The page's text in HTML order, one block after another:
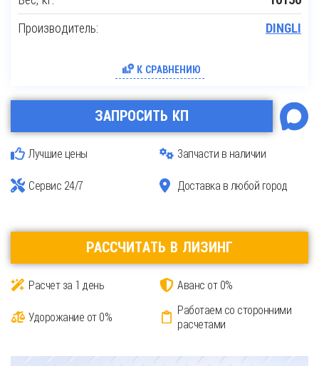
Производитель: DINGLI
К СРАВНЕНИЮ
ЗАПРОСИТЬ КП
Лучшие цены Запчасти в наличии
Сервис 24/7 Доставка в любой город
РАССЧИТАТЬ В ЛИЗИНГ
Расчет за 1 день Аванс от 0%
Удорожание от 0%
Работаем со сторонними
расчетами